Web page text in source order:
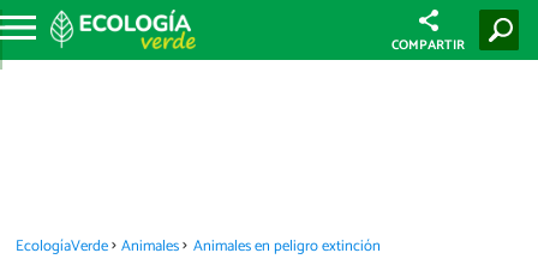
COMPARTIR
EcologíaVerde Animales Animales en peligro extinción